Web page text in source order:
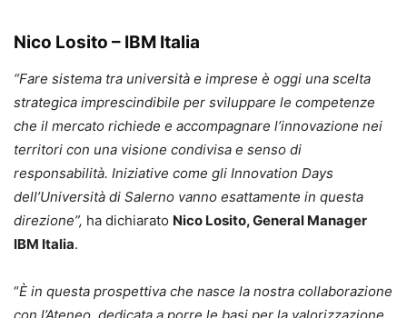
Nico Losito – IBM Italia
“Fare sistema tra università e imprese è oggi una scelta
strategica imprescindibile per sviluppare le competenze
che il mercato richiede e accompagnare l’innovazione nei
territori con una visione condivisa e senso di
responsabilità. Iniziative come gli Innovation Days
dell’Università di Salerno vanno esattamente in questa
direzione”, ha dichiarato Nico Losito, General Manager
IBM Italia.
“È in questa prospettiva che nasce la nostra collaborazione
con l’Ateneo, dedicata a porre le basi per la valorizzazione